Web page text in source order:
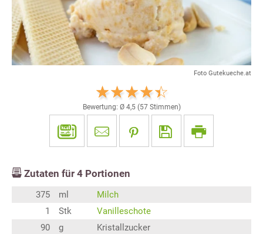
Foto Gutekueche.at
Bewertung: Ø 4,5(57Stimmen)
Zutaten für 4 Portionen
375 ml
Milch
1
Stk
Vanilleschote
90
g
Kristallzucker